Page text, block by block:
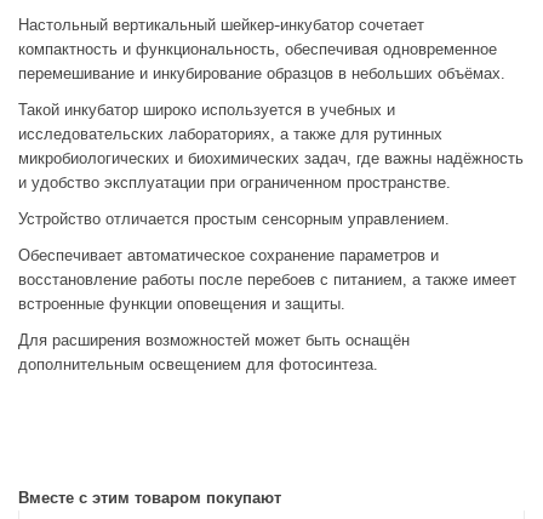
Настольный вертикальный шейкер-инкубатор сочетает
компактность и функциональность, обеспечивая одновременное
перемешивание и инкубирование образцов в небольших объёмах.
Такой инкубатор широко используется в учебных и
исследовательских лабораториях, а также для рутинных
микробиологических и биохимических задач, где важны надёжность
и удобство эксплуатации при ограниченном пространстве.
Устройство отличается простым сенсорным управлением.
Обеспечивает автоматическое сохранение параметров и
восстановление работы после перебоев с питанием, а также имеет
встроенные функции оповещения и защиты.
Для расширения возможностей может быть оснащён
дополнительным освещением для фотосинтеза.
Вместе с этим товаром покупают